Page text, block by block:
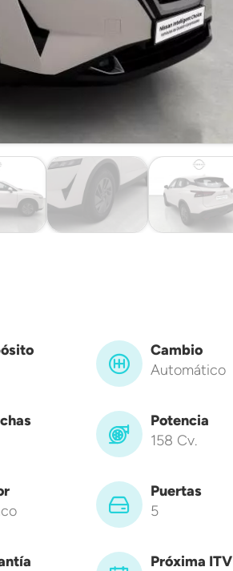
Cambio
Automático
Potencia
158 Cv.
Puertas
5
Próxima ITV